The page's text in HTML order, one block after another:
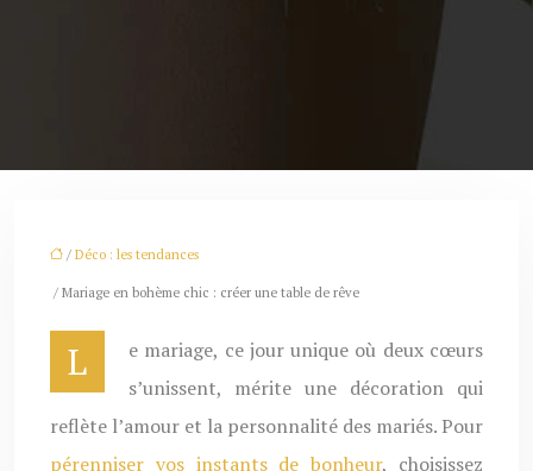
/ Déco : les tendances
/ Mariage en bohème chic : créer une table de rêve
Le mariage, ce jour unique où deux cœurs
s’unissent, mérite une décoration qui
reflète l’amour et la personnalité des mariés. Pour
pérenniser vos instants de bonheur, choisissez